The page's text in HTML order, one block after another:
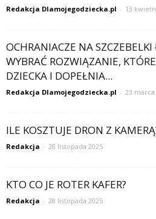
Redakcja Dlamojegodziecka.pl - 13
OCHRANIACZE NA SZCZEBELKI
WYBRAĆ ROZWIĄZANIE,
DZIECKA I DOPEŁNIA...
Redakcja Dlamojegodziecka.pl - 23 marca
ILE KOSZTUJE DRON Z
Redakcja - 28 listopada 2025
KTO CO JE ROTER KAFER?
Redakcja - 28 listopada 2025